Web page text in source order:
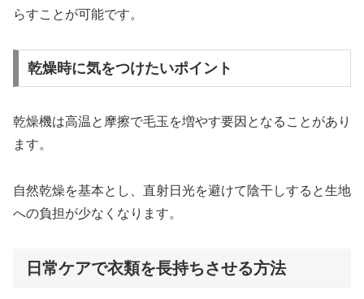
らすことが可能です。
乾燥時に気をつけたいポイント
乾燥機は高温と摩擦で毛玉を増やす要因となることがあり
ます。
自然乾燥を基本とし、直射日光を避けて陰干しすると生地
への負担が少なくなります。
日常ケアで衣類を長持ちさせる方法